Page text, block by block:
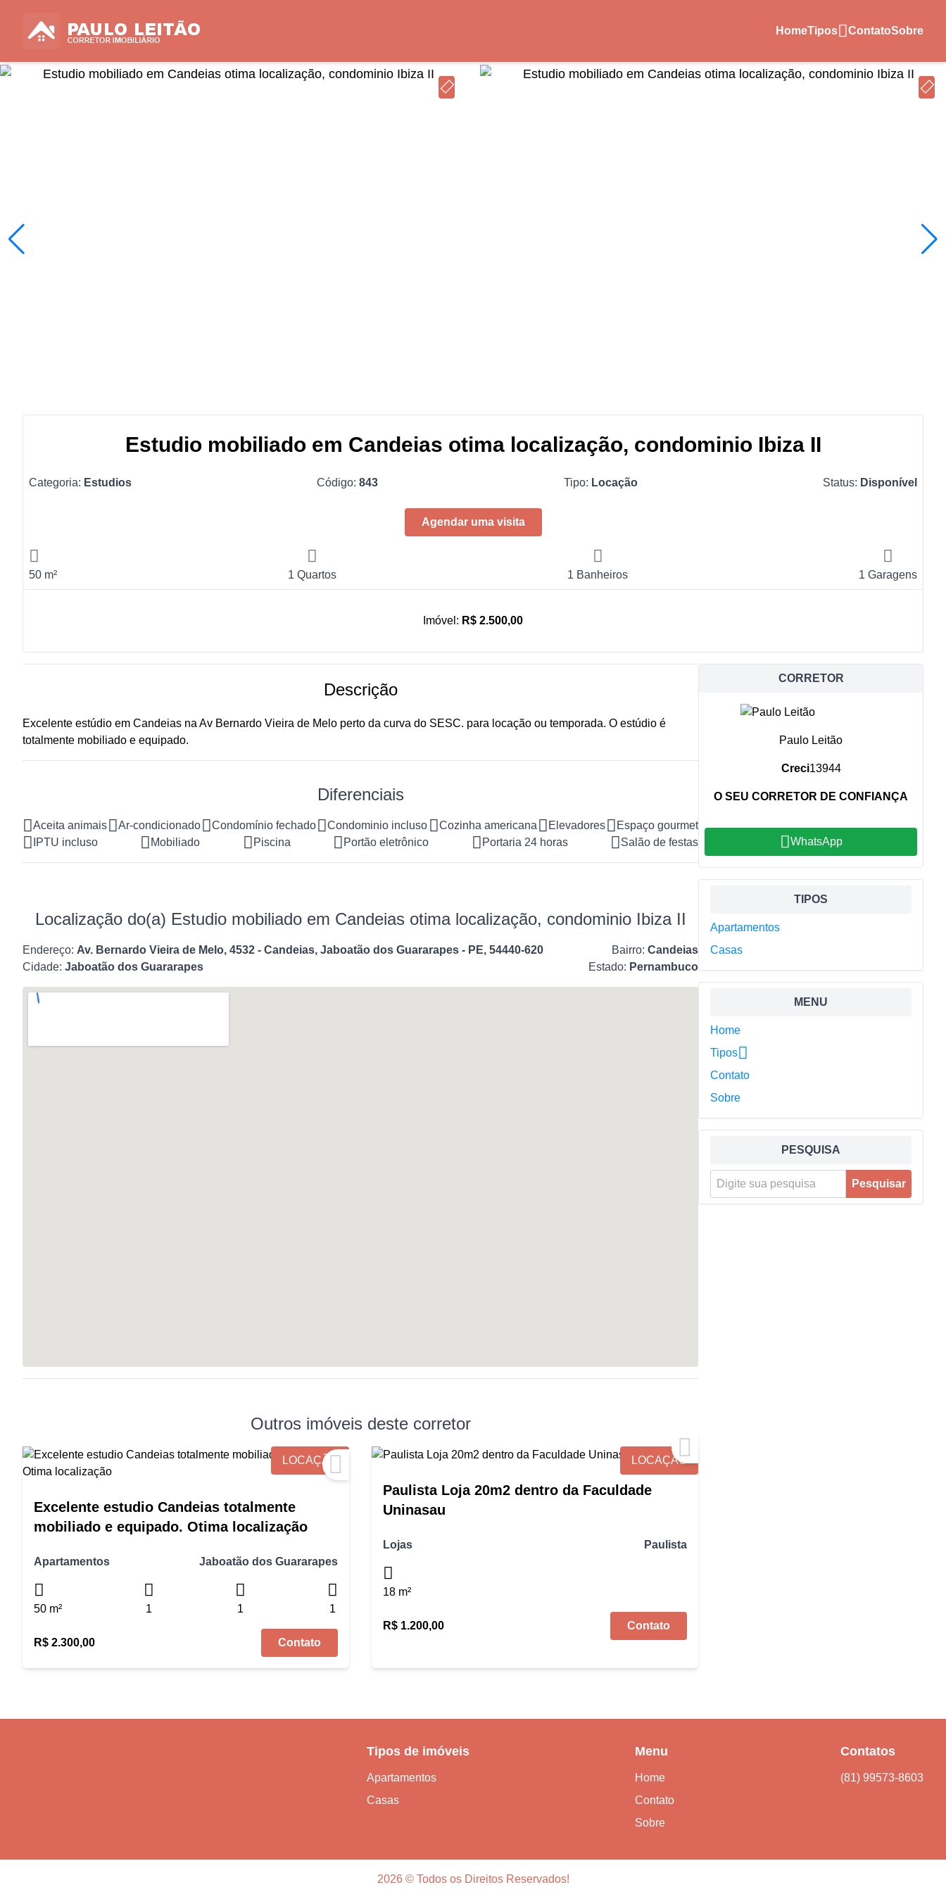
HomeTipos ContatoSobre
Estudio mobiliado em Candeias otima localização, condominio Ibiza II
Categoria: Estudios Código:843 Tipo: Locação Status: Disponível
Agendar uma visita
50 m² 1 Quartos 1 Banheiros 1 Garagens
Imóvel: R$ 2.500,00
Descrição
Excelente estúdio em Candeias na Av Bernardo Vieira de Melo perto da curva do SESC. para locação ou temporada. O estúdio é
totalmente mobiliado e equipado.
Diferenciais
Aceita animais Ar-condicionado Condomínio fechado Condominio incluso Cozinha americana Elevadores
Espaço gourmet
IPTU incluso
Mobiliado Piscina Portão eletrônico Portaria 24 horas Salão de festas
Localização do(a) Estudio mobiliado em Candeias otima localização, condominio Ibiza II
Endereço: Av. Bernardo Vieira de Melo, 4532 - Candeias, Jaboatão dos Guararapes - PE, 54440-620 Bairro: Candeias
Cidade: Jaboatão dos Guararapes Estado: Pernambuco
Outros imóveis deste corretor
LOCAÇÃO
Excelente estudio Candeias totalmente
mobiliado e equipado. Otima localização
Apartamentos Jaboatão dos Guararapes
50 m² 1 1 1
R$ 2.300,00 Contato
LOCAÇÃO
Paulista Loja 20m2 dentro da Faculdade
Uninasau
Lojas Paulista
18 m²
R$ 1.200,00 Contato
CORRETOR
Paulo Leitão
Creci13944
O SEU CORRETOR DE CONFIANÇA
WhatsApp
TIPOS
Apartamentos
Casas
MENU
Home
Tipos
Contato
Sobre
PESQUISA
Pesquisar por:
Pesquisar
Tipos de imóveis
Apartamentos
Casas
Menu
Home
Contato
Sobre
Contatos
(81) 99573-8603
2026 © Todos os Direitos Reservados!